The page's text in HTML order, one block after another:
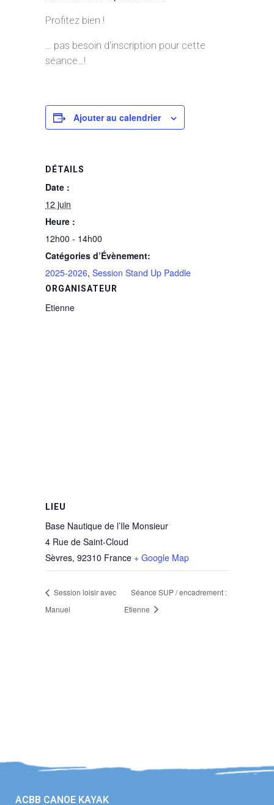
Profitez bien !
… pas besoin d’inscription pour cette
séance…!
Ajouter au calendrier
DÉTAILS
Date :
12 juin
Heure :
12h00 - 14h00
Catégories d’Évènement:
2025-2026, Session Stand Up Paddle
ORGANISATEUR
Etienne
LIEU
Base Nautique de l’Ile Monsieur
4 Rue de Saint-Cloud
Sèvres, 92310 France + Google Map
Session loisir avec
Manuel
Séance SUP / encadrement :
Etienne
ACBB CANOE KAYAK